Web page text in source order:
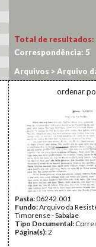
Total de resultados:
Correspondência: 5
Arquivos >Arquivo
ordenar
Pasta:06242.001
Fundo:Arquivo da
Timorense - Sabalae
Tipo Documental:
Página(s):2